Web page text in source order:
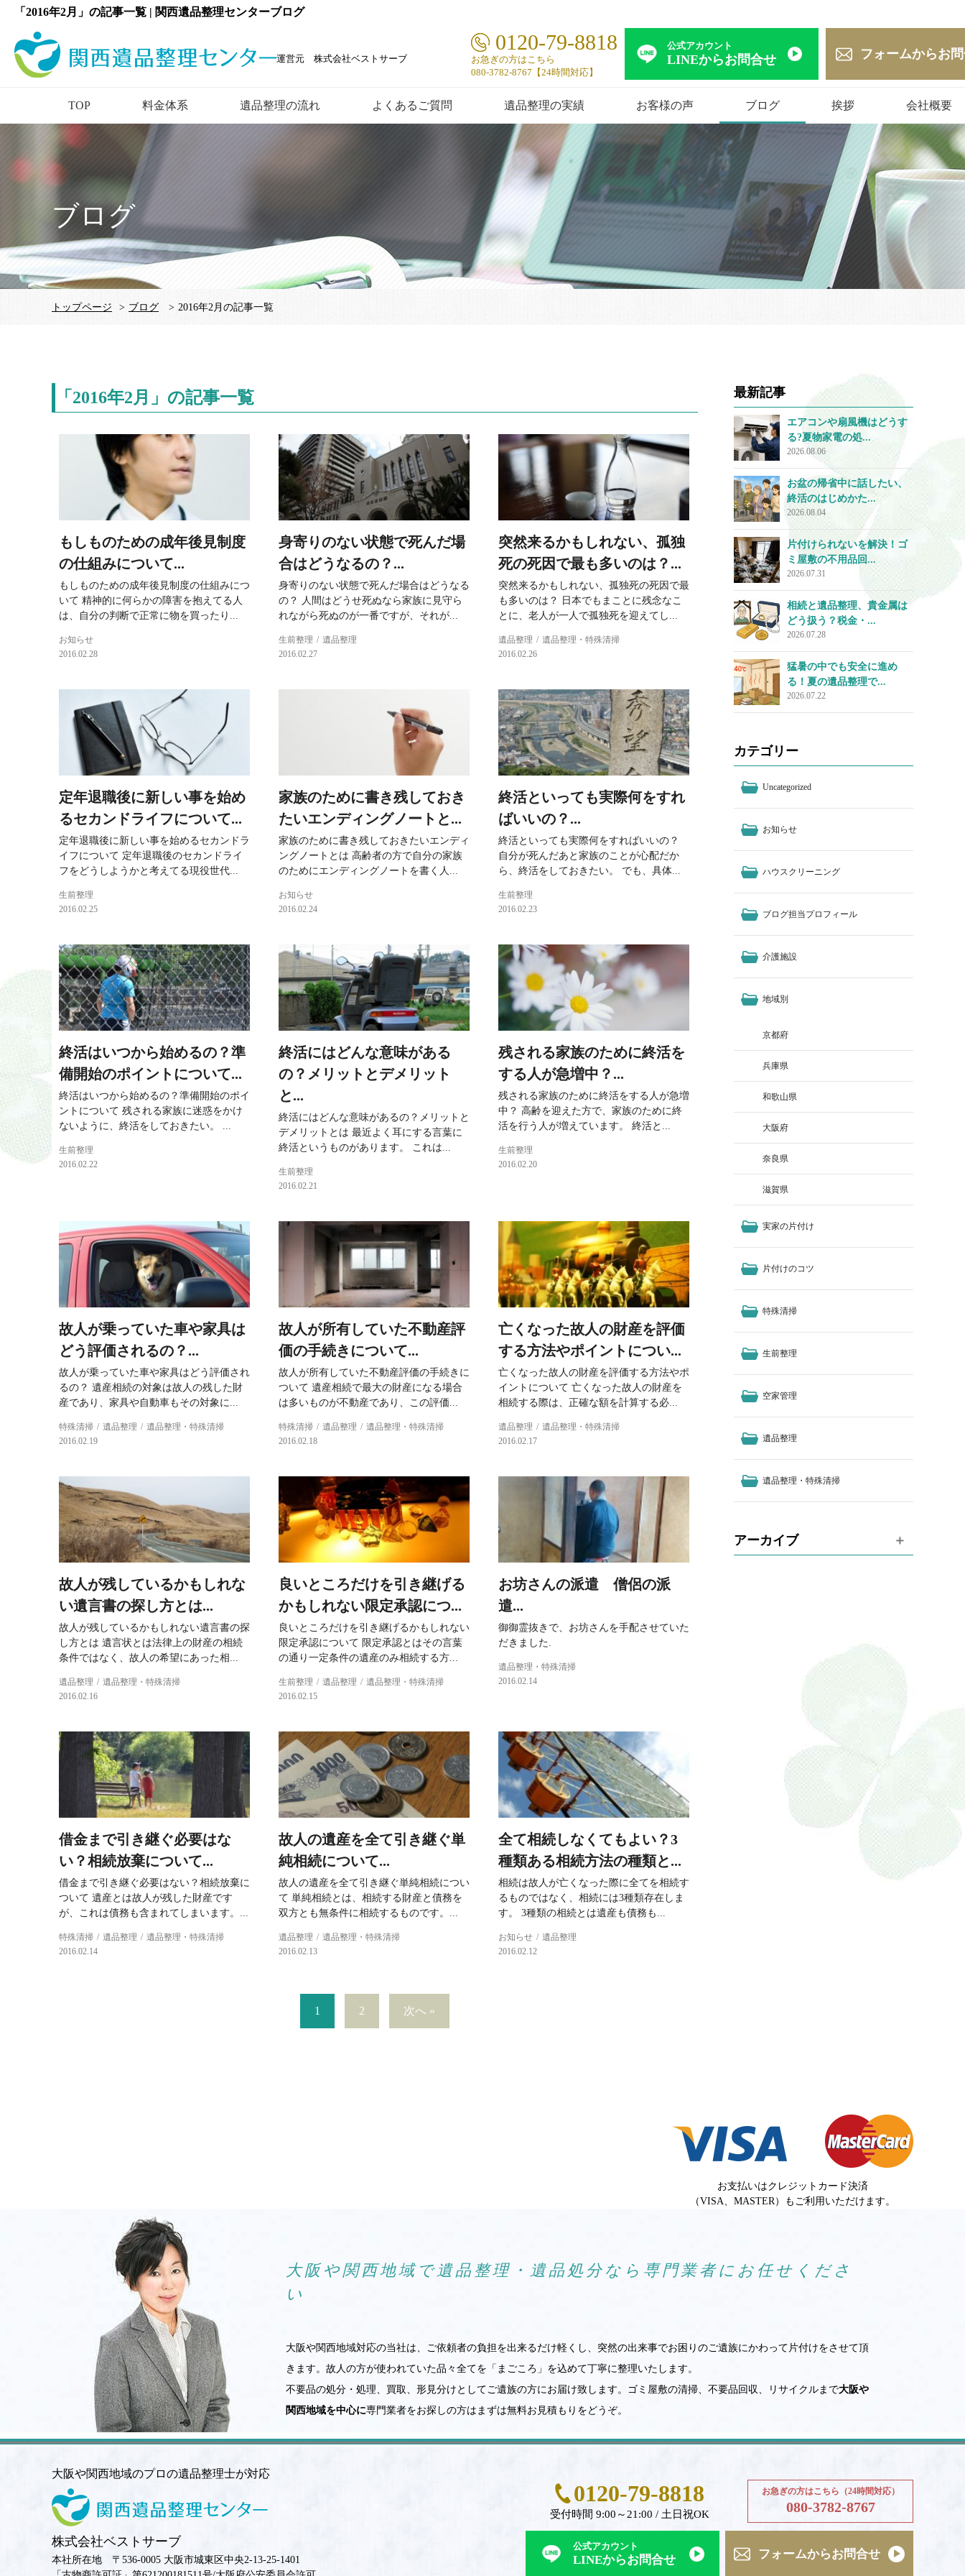
「2016年2月」の記事一覧 | 関西遺品整理センターブログ
運営元 株式会社ベストサーブ
0120-79-8818
お急ぎの方はこちら
080-3782-8767【24時間対応】
フォームからお
公式アカウント
LINEからお問合せ
TOP 料金体系 遺品整理の流れ よくあるご質問 遺品整理の実績 お客様の声 ブログ 挨拶 会社概要
ブログ
トップページ > ブログ > 2016年2月の記事一覧
「2016年2月」の記事一覧
もしものための成年後見制度
の仕組みについて...
もしものための成年後見制度の仕組みにつ
いて 精神的に何らかの障害を抱えてる人
は、自分の判断で正常に物を買ったり...
お知らせ
2016.02.28
身寄りのない状態で死んだ場
合はどうなるの？...
身寄りのない状態で死んだ場合はどうなる
の？ 人間はどうせ死ぬなら家族に見守ら
れながら死ぬのが一番ですが、それが...
生前整理
遺品整理
2016.02.27
突然来るかもしれない、孤独
死の死因で最も多いのは？...
突然来るかもしれない、孤独死の死因で最
も多いのは？ 日本でもまことに残念なこ
とに、老人が一人で孤独死を迎えてし...
遺品整理
遺品整理・特殊清掃
2016.02.26
定年退職後に新しい事を始め
るセカンドライフについて...
定年退職後に新しい事を始めるセカンドラ
イフについて 定年退職後のセカンドライ
フをどうしようかと考えてる現役世代...
生前整理
2016.02.25
家族のために書き残しておき
たいエンディングノートと...
家族のために書き残しておきたいエンディ
ングノートとは 高齢者の方で自分の家族
のためにエンディングノートを書く人...
お知らせ
2016.02.24
終活といっても実際何をすれ
ばいいの？...
終活といっても実際何をすればいいの？
自分が死んだあと家族のことが心配だか
ら、終活をしておきたい。 でも、具体...
生前整理
2016.02.23
終活はいつから始めるの？準
備開始のポイントについて...
終活はいつから始めるの？準備開始のポイ
ントについて 残される家族に迷惑をかけ
ないように、終活をしておきたい。 ...
生前整理
2016.02.22
終活にはどんな意味がある
の？メリットとデメリット
と...
終活にはどんな意味があるの？メリットと
デメリットとは 最近よく耳にする言葉に
終活というものがあります。 これは...
生前整理
2016.02.21
残される家族のために終活を
する人が急増中？...
残される家族のために終活をする人が急増
中？ 高齢を迎えた方で、家族のために終
活を行う人が増えています。 終活と...
生前整理
2016.02.20
故人が乗っていた車や家具は
どう評価されるの？...
故人が乗っていた車や家具はどう評価され
るの？ 遺産相続の対象は故人の残した財
産であり、家具や自動車もその対象に...
特殊清掃 遺品整理
遺品整理・特殊清掃
2016.02.19
故人が所有していた不動産評
価の手続きについて...
故人が所有していた不動産評価の手続きに
ついて 遺産相続で最大の財産になる場合
は多いものが不動産であり、この評価...
特殊清掃 遺品整理
遺品整理・特殊清掃
2016.02.18
亡くなった故人の財産を評価
する方法やポイントについ...
亡くなった故人の財産を評価する方法やポ
イントについて 亡くなった故人の財産を
相続する際は、正確な額を計算する必...
遺品整理
遺品整理・特殊清掃
2016.02.17
故人が残しているかもしれな
い遺言書の探し方とは...
故人が残しているかもしれない遺言書の探
し方とは 遺言状とは法律上の財産の相続
条件ではなく、故人の希望にあった相...
遺品整理
遺品整理・特殊清掃
2016.02.16
良いところだけを引き継げる
かもしれない限定承認につ...
良いところだけを引き継げるかもしれない
限定承認について 限定承認とはその言葉
の通り一定条件の遺産のみ相続する方...
生前整理 遺品整理
遺品整理・特殊清掃
2016.02.15
お坊さんの派遣 僧侶の派
遣...
御御霊抜きで、お坊さんを手配させていた
だきました.
遺品整理・特殊清掃
2016.02.14
借金まで引き継ぐ必要はな
い？相続放棄について...
借金まで引き継ぐ必要はない？相続放棄に
ついて 遺産とは故人が残した財産です
が、これは債務も含まれてしまいます。...
特殊清掃 遺品整理
遺品整理・特殊清掃
2016.02.14
故人の遺産を全て引き継ぐ単
純相続について...
故人の遺産を全て引き継ぐ単純相続につい
て 単純相続とは、相続する財産と債務を
双方とも無条件に相続するものです。...
遺品整理
遺品整理・特殊清掃
2016.02.13
全て相続しなくてもよい？3
種類ある相続方法の種類と...
相続は故人が亡くなった際に全てを相続す
るものではなく、相続には3種類存在しま
す。 3種類の相続とは遺産も債務も...
お知らせ
遺品整理
2016.02.12
1 2 次へ »
最新記事
エアコンや扇風機はどうす
る?夏物家電の処...
2026.08.06
お盆の帰省中に話したい、
終活のはじめかた...
2026.08.04
片付けられないを解決！ゴ
ミ屋敷の不用品回...
2026.07.31
相続と遺品整理、貴金属は
どう扱う？税金・...
2026.07.28
猛暑の中でも安全に進め
る！夏の遺品整理で...
2026.07.22
カテゴリー
Uncategorized
お知らせ
ハウスクリーニング
ブログ担当プロフィール
介護施設
地域別
京都府
兵庫県
和歌山県
大阪府
奈良県
滋賀県
実家の片付け
片付けのコツ
特殊清掃
生前整理
空家管理
遺品整理
遺品整理・特殊清掃
アーカイブ
お支払いはクレジットカード決済
（VISA、MASTER）もご利用いただけます。
大阪や関西地域で遺品整理・遺品処分なら専門業者にお任せくださ
い
大阪や関西地域対応の当社は、ご依頼者の負担を出来るだけ軽くし、突然の出来事でお困りのご遺族にかわって片付けをさせて頂
きます。故人の方が使われていた品々全てを「まごころ」を込めて丁寧に整理いたします。
不要品の処分・処理、買取、形見分けとしてご遺族の方にお届け致します。ゴミ屋敷の清掃、不要品回収、リサイクルまで大阪や
関西地域を中心に専門業者をお探しの方はまずは無料お見積もりをどうぞ。
大阪や関西地域のプロの遺品整理士が対応
株式会社ベストサーブ
本社所在地 〒536-0005 大阪市城東区中央2-13-25-1401
0120-79-8818
受付時間 9:00～21:00 / 土日祝OK
お急ぎの方はこちら（24時間対応）
080-3782-8767
公式アカウント
LINEからお問合せ フォームからお問合せ